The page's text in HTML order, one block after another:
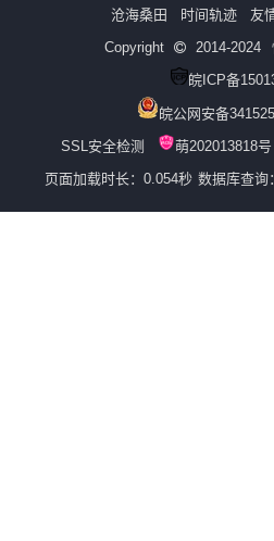
沧海桑田 时间轨迹 友
Copyright
2014-2024
皖ICP备
皖公网安备
SSL安全检测
萌202013818号
页面加载时长：0.054秒 数据库查询